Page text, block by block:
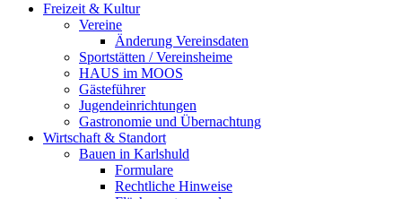
Freizeit & Kultur
Vereine
Änderung Vereinsdaten
Sportstätten / Vereinsheime
HAUS im MOOS
Gästeführer
Jugendeinrichtungen
Gastronomie und Übernachtung
Wirtschaft & Standort
Bauen in Karlshuld
Formulare
Rechtliche Hinweise